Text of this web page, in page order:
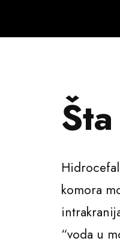
komora
“voda u